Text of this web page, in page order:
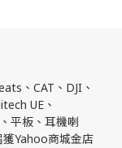
、CAT、DJI、
UE、
平板、耳機喇
Yahoo商城金店